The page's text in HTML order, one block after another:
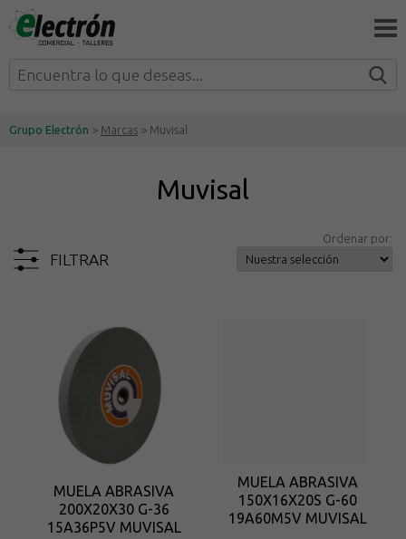
Grupo Electrón > Marcas > Muvisal
Muvisal
FILTRAR
Ordenar por:
MUELA ABRASIVA
200X20X30 G-36
15A36P5V MUVISAL
MUELA ABRASIVA
150X16X20S G-60
19A60M5V MUVISAL